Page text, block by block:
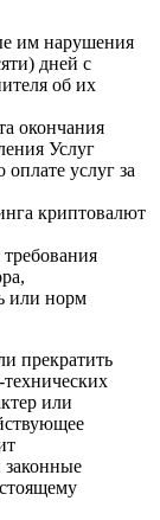
им нарушения
дней с
об их
окончания
Услуг
оплате услуг за
криптовалют
требования
или норм
прекратить
или
законные